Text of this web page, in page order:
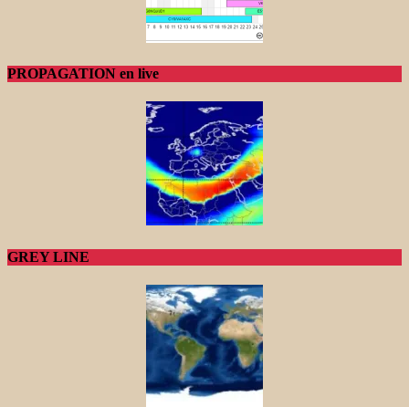
PROPAGATION en live
GREY LINE